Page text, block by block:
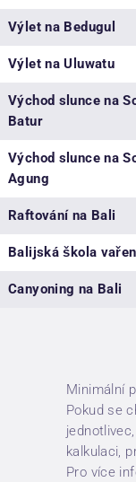
Výlet na Bedugul
Výlet na Uluwatu
Východ slunce na
Batur
Východ slunce na
Agung
Raftování na Bali
Balijská škola
Canyoning na Bali
Minimální
Pokud se
kalkulaci,
Pro více